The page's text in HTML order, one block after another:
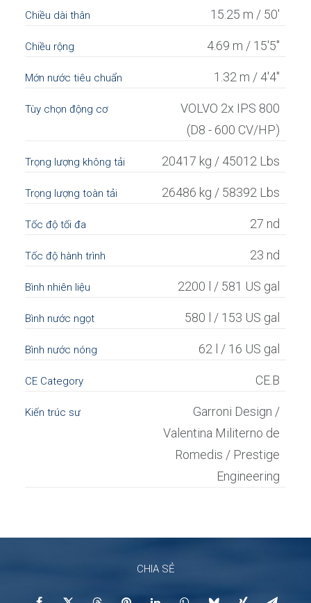
Chiều dài thân 15.25 m / 50'
Chiều rộng 4.69 m / 15'5"
Mớn nước tiêu chuẩn 1.32 m / 4'4"
Tùy chọn động cơ
VOLVO 2x IPS 800
(D8 - 600 CV/HP)
Trọng lượng không tải 20417 kg / 45012 Lbs
Trọng lượng toàn tải 26486 kg / 58392 Lbs
Tốc độ tối đa 27 nd
Tốc độ hành trình 23 nd
Bình nhiên liệu 2200 l / 581 US gal
Bình nước ngọt 580 l / 153 US gal
Bình nước nóng 62 l / 16 US gal
CE Category CE.B
Kiến trúc sư
Garroni Design /
Valentina Militerno de
Romedis / Prestige
Engineering
CHIA SẺ